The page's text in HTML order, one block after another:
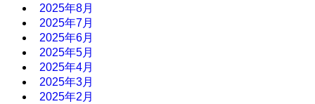
2025年8月
2025年7月
2025年6月
2025年5月
2025年4月
2025年3月
2025年2月